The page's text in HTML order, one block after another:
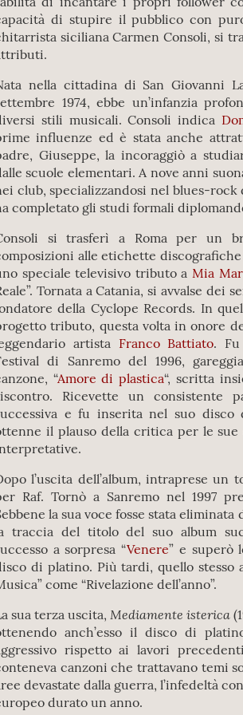
di stupire il pubblico con
siciliana Carmen Consoli, si
nella cittadina di San Giovanni
1974, ebbe un’infanzia
stili musicali. Consoli indica
influenze ed è stata anche
Giuseppe, la incoraggiò a
scuole elementari. A nove anni
club, specializzandosi nel blues-rock
completato gli studi formali
si trasferì a Roma per un
alle etichette
speciale televisivo tributo a Mia
Tornata a Catania, si avvalse
della Cyclope Records. In
tributo, questa volta in onore
artista Franco Battiato.
di Sanremo del 1996,
“Amore di plastica“, scritta
Ricevette un consistente
e fu inserita nel suo
il plauso della critica per le
l’uscita dell’album, intraprese un
Raf. Tornò a Sanremo nel 1997
la sua voce fosse stata
traccia del titolo del suo album
a sorpresa “Venere” e superò
di platino. Più tardi, quello stesso
come “Rivelazione dell’anno”.
sua terza uscita, Mediamente isterica
anch’esso il disco di
rispetto ai lavori
canzoni che trattavano temi
devastate dalla guerra, l’infedeltà
durato un anno.